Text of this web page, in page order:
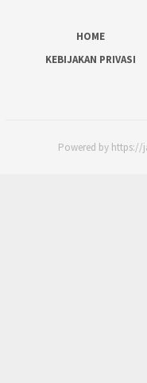
HOME
KEBIJAKAN PRIVASI
Powered by